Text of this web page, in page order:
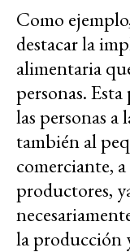
Como
destacar la
alimentaria
personas.
las personas a
también al
comerciante,
productores,
la producción